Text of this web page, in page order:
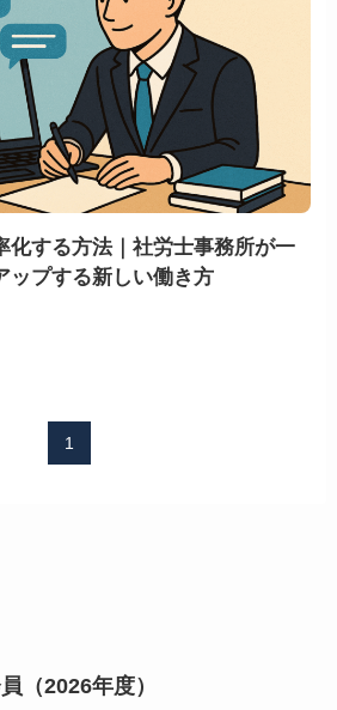
化する方法｜社労士事務所が一
ップする新しい働き方
1
（2026年度）